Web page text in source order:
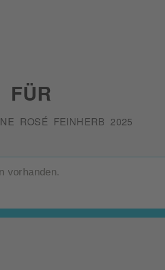
FÜR
ROSÉ FEINHERB 2025
vorhanden.